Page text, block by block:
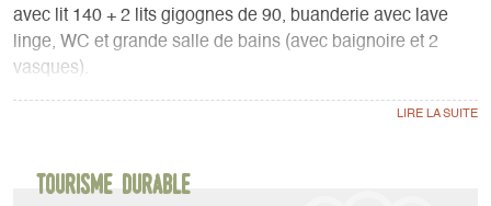
avec lit 140 + 2 lits gigognes de 90, buanderie avec lave
linge, WC et grande salle de bains (avec baignoire et 2
vasques).
Au 1er étage : 1 chambre avec lit 140, 1 chambre avec 1 lit
superposés (dortoir), WC + salle de bain (avec douche et un
Tourisme durable